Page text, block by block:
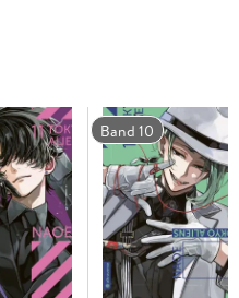
Band 10